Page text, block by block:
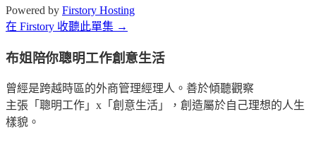
Powered by Firstory Hosting
在 Firstory 收聽此單集 →
布姐陪你聰明工作創意生活
曾經是跨越時區的外商管理經理人。善於傾聽觀察
主張「聰明工作」x「創意生活」，創造屬於自己理想的人生
樣貌。